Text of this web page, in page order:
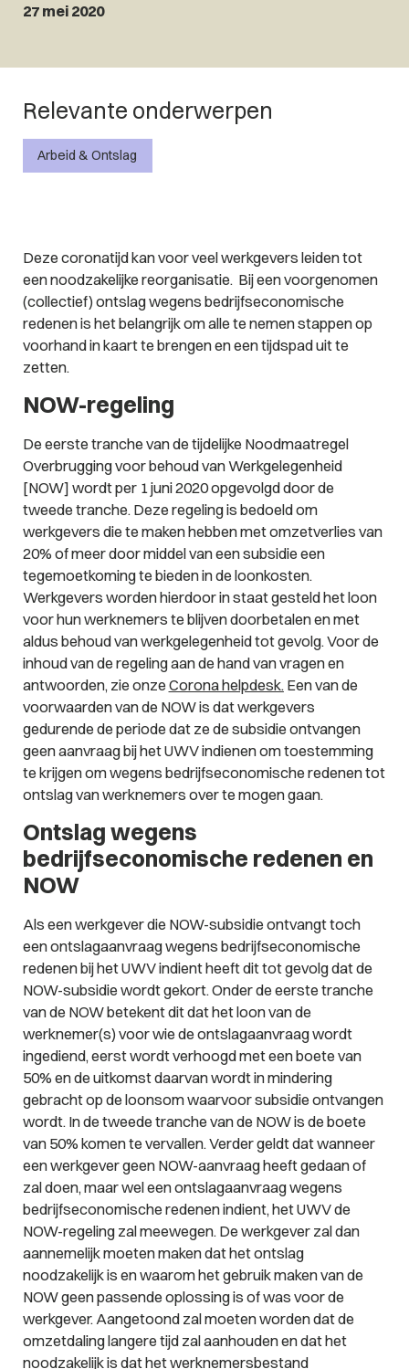
27 mei 2020
Relevante onderwerpen
Arbeid & Ontslag
Deze coronatijd kan voor veel werkgevers leiden tot
een noodzakelijke reorganisatie. Bij een voorgenomen
(collectief) ontslag wegens bedrijfseconomische
redenen is het belangrijk om alle te nemen stappen op
voorhand in kaart te brengen en een tijdspad uit te
zetten.
NOW-regeling
De eerste tranche van de tijdelijke Noodmaatregel
Overbrugging voor behoud van Werkgelegenheid
[NOW] wordt per 1 juni 2020 opgevolgd door de
tweede tranche. Deze regeling is bedoeld om
werkgevers die te maken hebben met omzetverlies van
20% of meer door middel van een subsidie een
tegemoetkoming te bieden in de loonkosten.
Werkgevers worden hierdoor in staat gesteld het loon
voor hun werknemers te blijven doorbetalen en met
aldus behoud van werkgelegenheid tot gevolg. Voor de
inhoud van de regeling aan de hand van vragen en
antwoorden, zie onze Corona helpdesk. Een van de
voorwaarden van de NOW is dat werkgevers
gedurende de periode dat ze de subsidie ontvangen
geen aanvraag bij het UWV indienen om toestemming
te krijgen om wegens bedrijfseconomische redenen tot
ontslag van werknemers over te mogen gaan.
Ontslag wegens
bedrijfseconomische redenen en
NOW
Als een werkgever die NOW-subsidie ontvangt toch
een ontslagaanvraag wegens bedrijfseconomische
redenen bij het UWV indient heeft dit tot gevolg dat de
NOW-subsidie wordt gekort. Onder de eerste tranche
van de NOW betekent dit dat het loon van de
werknemer(s) voor wie de ontslagaanvraag wordt
ingediend, eerst wordt verhoogd met een boete van
50% en de uitkomst daarvan wordt in mindering
gebracht op de loonsom waarvoor subsidie ontvangen
wordt. In de tweede tranche van de NOW is de boete
van 50% komen te vervallen. Verder geldt dat wanneer
een werkgever geen NOW-aanvraag heeft gedaan of
zal doen, maar wel een ontslagaanvraag wegens
bedrijfseconomische redenen indient, het UWV de
NOW-regeling zal meewegen. De werkgever zal dan
aannemelijk moeten maken dat het ontslag
noodzakelijk is en waarom het gebruik maken van de
NOW geen passende oplossing is of was voor de
werkgever. Aangetoond zal moeten worden dat de
omzetdaling langere tijd zal aanhouden en dat het
noodzakelijk is dat het werknemersbestand